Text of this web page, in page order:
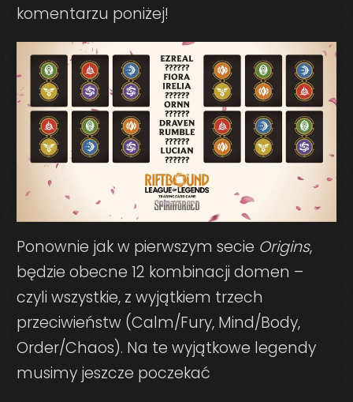
komentarzu poniżej!
Ponownie jak w pierwszym secie Origins,
będzie obecne 12 kombinacji domen –
czyli wszystkie, z wyjątkiem trzech
przeciwieństw (Calm/Fury, Mind/Body,
Order/Chaos). Na te wyjątkowe legendy
musimy jeszcze poczekać